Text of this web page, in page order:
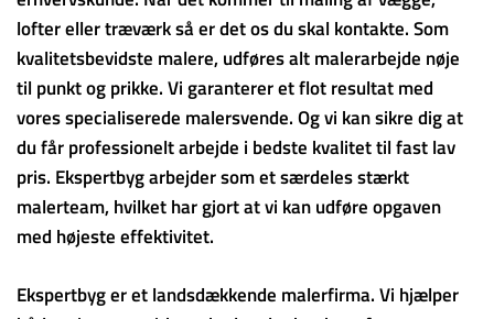
lofter eller træværk så er det os du skal kontakte. Som
kvalitetsbevidste malere, udføres alt malerarbejde nøje
til punkt og prikke. Vi garanterer et flot resultat med
vores specialiserede malersvende. Og vi kan sikre dig at
du får professionelt arbejde i bedste kvalitet til fast lav
pris. Ekspertbyg arbejder som et særdeles stærkt
malerteam, hvilket har gjort at vi kan udføre opgaven
med højeste effektivitet.
Ekspertbyg er et landsdækkende malerfirma. Vi hjælper